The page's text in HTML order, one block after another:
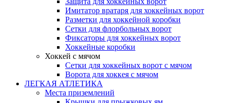
Имитатор вратаря для хоккейных ворот
Разметки для хоккейной коробки
Сетки для флорбольных ворот
Фиксаторы для хоккейных ворот
Хоккейные коробки
Хоккей с мячом
Сетки для хоккейных ворот с мячом
Ворота для хоккея с мячом
ЛЕГКАЯ АТЛЕТИКА
Места приземлений